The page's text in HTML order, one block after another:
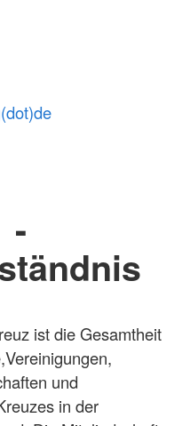
-
ist die Gesamtheit
und
in der